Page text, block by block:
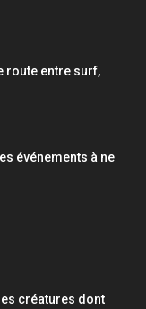
route entre surf,
événements à ne
créatures dont